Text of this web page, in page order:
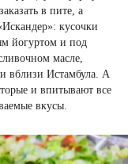
в пите, а
кусочки
йогуртом и под
масле,
вблизи Истамбула. А
и впитывают все
вкусы.